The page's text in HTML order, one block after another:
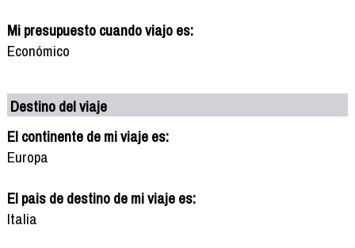
Mi presupuesto cuando viajo es:
Económico
Destino del viaje
El continente de mi viaje es:
Europa
El pais de destino de mi viaje es:
Italia